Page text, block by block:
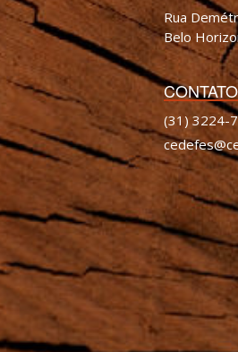
Rua
Belo
(31) 3224-